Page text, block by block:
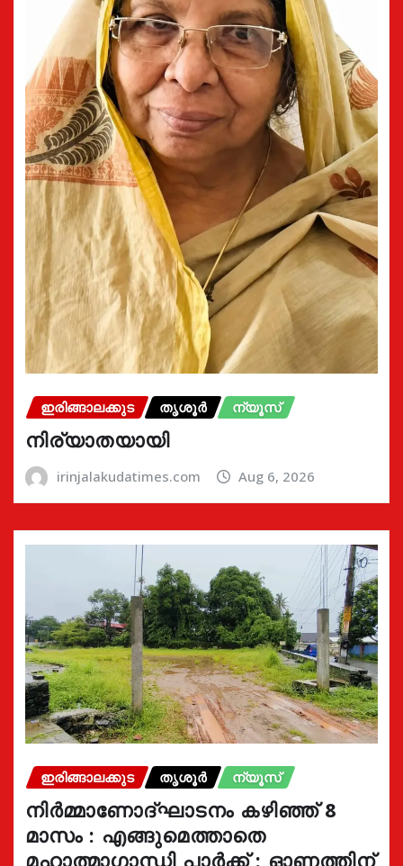
ഇരിങ്ങാലക്കുട തൃശൂർ ന്യൂസ്
നിര്യാതയായി
irinjalakudatimes.com Aug 6, 2026
ഇരിങ്ങാലക്കുട തൃശൂർ ന്യൂസ്
നിർമ്മാണോദ്ഘാടനം കഴിഞ്ഞ് 8
മാസം : എങ്ങുമെത്താതെ
മഹാത്മാഗാന്ധി പാർക്ക് : ഓണത്തിന്